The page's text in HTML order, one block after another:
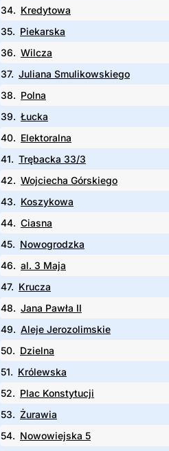
34. Kredytowa
35. Piekarska
36. Wilcza
37. Juliana Smulikowskiego
38. Polna
39. Łucka
40. Elektoralna
41. Trębacka 33/3
42. Wojciecha Górskiego
43. Koszykowa
44. Ciasna
45. Nowogrodzka
46. al. 3 Maja
47. Krucza
48. Jana Pawła II
49. Aleje Jerozolimskie
50. Dzielna
51. Królewska
52. Plac Konstytucji
53. Żurawia
54. Nowowiejska 5